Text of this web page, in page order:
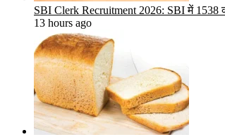
SBI Clerk Recruitment 2026: SBI में 1538
13 hours ago